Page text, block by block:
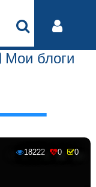
Мои блоги
18222 0 0